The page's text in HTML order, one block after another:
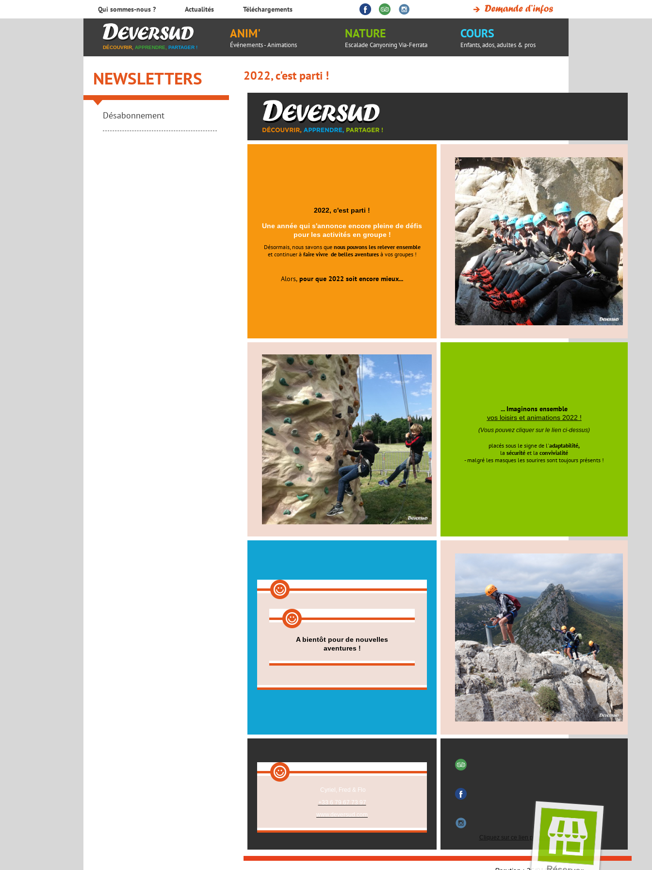
DÉCOUVRIR, APPRENDRE, PARTAGER !
2022, c'est parti !
2022, c'est parti !
Une année qui s'annonce encore pleine de défis
pour les activités en groupe !
Désormais, nous savons que nous pouvons les relever ensemble
et continuer à faire vivre de belles aventuresà vos groupes !
Alors, pour que 2022 soit encore mieux...
... Imaginons ensemble
vos loisirs et animations 2022 !
(Vous pouvez cliquer sur le lien ci-dessus)
placés sous le signe de l'adaptabilité,
la sécurité et la convivialité
- malgré les masques les sourires sont toujours présents !
A bientôt pour de nouvelles
aventures !
Cyriel, Fred & Flo
+33 6 79 67 73 97
www.deversud.com
Cliquez sur ce lien pour vous désabonner
ANIM'
Événements - Animations
NATURE
Escalade Canyoning Via-Ferrata
COURS
Enfants, ados, adultes & pros
Qui sommes-nous ? Actualités Téléchargements
NEWSLETTERS
Désabonnement